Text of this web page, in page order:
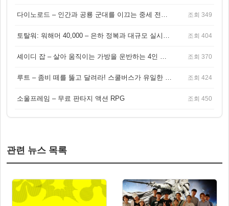
다이노로드 – 인간과 공룡 군대를 이끄는 중세 전략 액션 RPG 조회 349
토탈워: 워해머 40,000 – 은하 정복과 대규모 실시간 전투가 결합된 전략 게임! 조회 404
셰이디 잡 – 살아 움직이는 가방을 운반하는 4인 협동 물리 어드벤처 게임 조회 370
루트 – 좀비 떼를 뚫고 달려라! 스쿨버스가 유일한 집이 되는 4인 협동 생존 게임 조회 424
소울프레임 – 무료 판타지 액션 RPG 조회 450
관련 뉴스 목록